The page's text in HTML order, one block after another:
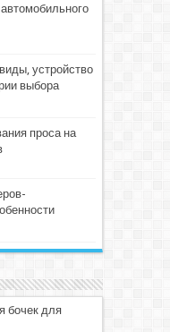
устройство
выбора
проса на
бочек для